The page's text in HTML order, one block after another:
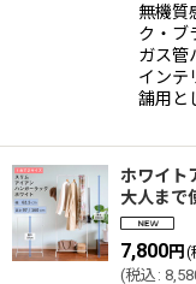
無機質
ク・ブ
ガス管
インテ
舗用と
ホワイト
大人まで
7,800円(
(税込 :